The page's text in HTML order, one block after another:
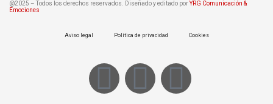
@2025 – Todos los derechos reservados. Diseñado y editado porYRG Comunicación &
Emociones
Aviso legal Política de privacidad Cookies